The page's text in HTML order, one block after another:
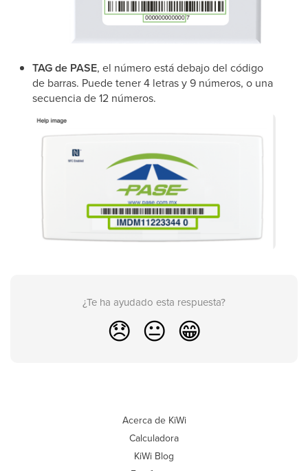
TAG de PASE, el número está debajo del código
de barras. Puede tener 4 letras y 9 números, o una
secuencia de 12 números.
¿Te ha ayudado esta respuesta?
😞 😐 😁
Acerca de KiWi
Calculadora
KiWi Blog